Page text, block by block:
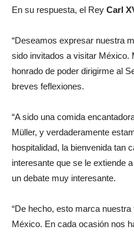
En su respuesta, el Rey Carl
“Deseamos expresar nuestra
sido invitados a visitar México.
honrado de poder dirigirme al
breves feflexiones.
“A sido una comida
Müller, y verdaderamente
hospitalidad, la bienvenida tan
interesante que se le extiende
un debate muy interesante.
“De hecho, esto marca
México. En cada ocasión nos